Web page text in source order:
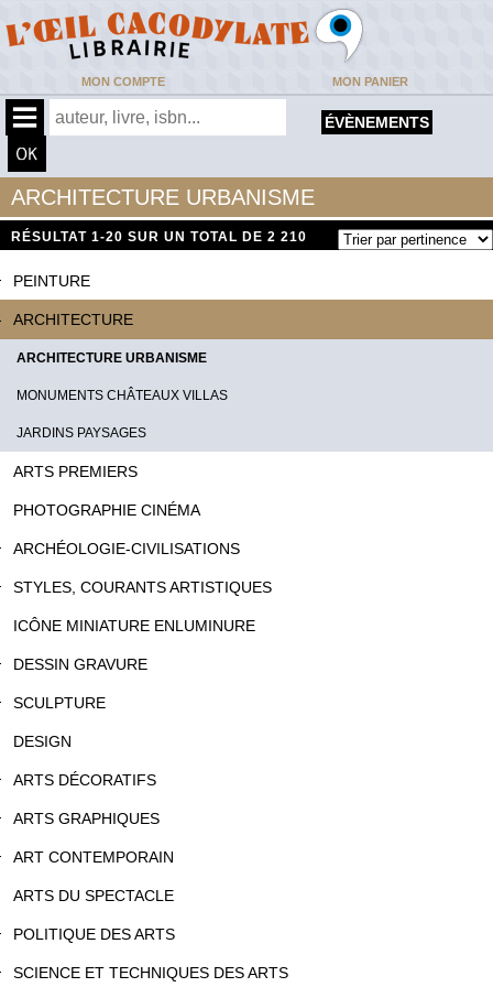
MON COMPTE MON PANIER
ÉVÈNEMENTS
ARCHITECTURE URBANISME
RÉSULTAT 1-20 SUR UN TOTAL DE 2 210
PEINTURE
ARCHITECTURE
ARCHITECTURE URBANISME
MONUMENTS CHÂTEAUX VILLAS
JARDINS PAYSAGES
ARTS PREMIERS
PHOTOGRAPHIE CINÉMA
ARCHÉOLOGIE-CIVILISATIONS
STYLES, COURANTS ARTISTIQUES
ICÔNE MINIATURE ENLUMINURE
DESSIN GRAVURE
SCULPTURE
DESIGN
ARTS DÉCORATIFS
ARTS GRAPHIQUES
ART CONTEMPORAIN
ARTS DU SPECTACLE
POLITIQUE DES ARTS
SCIENCE ET TECHNIQUES DES ARTS